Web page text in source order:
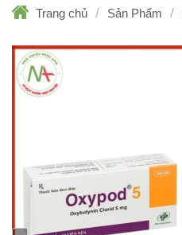
Trang chủ / Sản Phẩm /